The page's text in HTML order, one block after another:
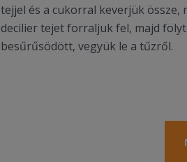
tejjel és a cukorral keverjük össze,
decilier tejet forraljuk fel, majd
besűrűsödött, vegyük le a tűzről.